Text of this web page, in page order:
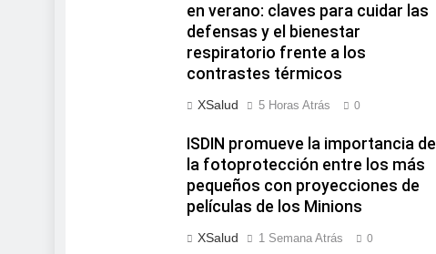
en verano: claves para cuidar las
defensas y el bienestar
respiratorio frente a los
contrastes térmicos
XSalud 5 Horas Atrás 0
ISDIN promueve la importancia de
la fotoprotección entre los más
pequeños con proyecciones de
películas de los Minions
XSalud 1 Semana Atrás 0